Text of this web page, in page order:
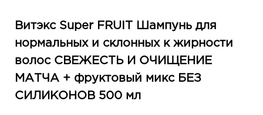
Витэкс Super FRUIT Шампунь для
нормальных и склонных к жирности
волос СВЕЖЕСТЬ И ОЧИЩЕНИЕ
МАТЧА + фруктовый микс БЕЗ
СИЛИКОНОВ 500 мл